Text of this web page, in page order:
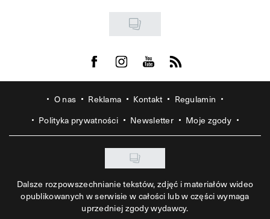
Visit us on Facebook
Visit us on Instagram
Visit us on Youtube
Visit us on Rss
O nas Reklama Kontakt
Regulamin
Polityka prywatności
Newsletter Moje zgody
Dalsze rozpowszechnianie tekstów, zdjęć i materiałów wideo
opublikowanych w serwisie w całości lub w części wymaga
uprzedniej zgody wydawcy.